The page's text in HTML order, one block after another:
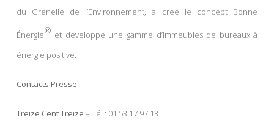
du Grenelle de l’Environnement, a créé le concept Bonne
Énergie® et développe une gamme d’immeubles de bureaux à
énergie positive.
Contacts Presse :
Treize Cent Treize – Tél : 01 53 17 97 13